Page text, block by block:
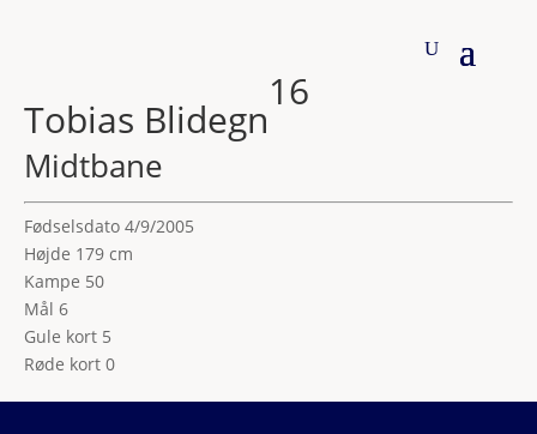
Tobias Blidegn
16
Midtbane
Fødselsdato 4/9/2005
Højde 179 cm
Kampe 50
Mål 6
Gule kort 5
Røde kort 0